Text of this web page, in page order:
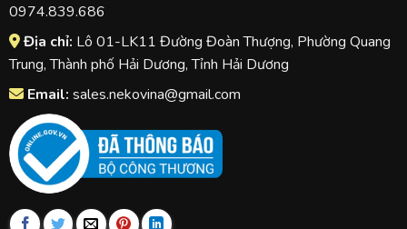
0974.839.686
Địa chỉ: Lô 01-LK11 Đường Đoàn Thượng, Phường Quang
Trung, Thành phố Hải Dương, Tỉnh Hải Dương
Email: sales.nekovina@gmail.com